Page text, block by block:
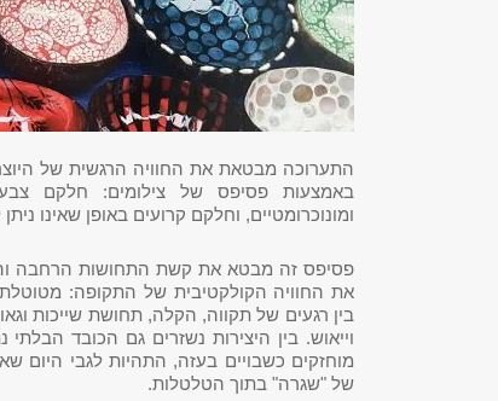
באמצעות פסיפס של צילומים: חלקם
ומונוכרומטיים, וחלקם קרועים באופן שאינו ניתן
פסיפס זה מבטא את קשת התחושות הרחבה
את החוויה הקולקטיבית של התקופה:
בין רגעים של תקווה, הקלה, תחושת שייכות
וייאוש. בין היצירות נשזרים גם הכובד
מוחזקים כשבויים בעזה, התהיות לגבי היום
של "שגרה" בתוך הטלטלות.